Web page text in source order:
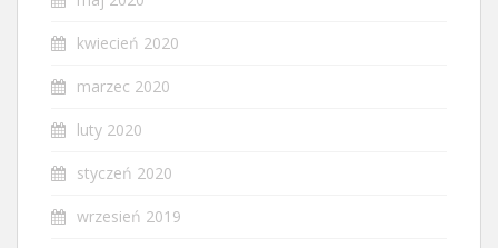
kwiecień 2020
marzec 2020
luty 2020
styczeń 2020
wrzesień 2019